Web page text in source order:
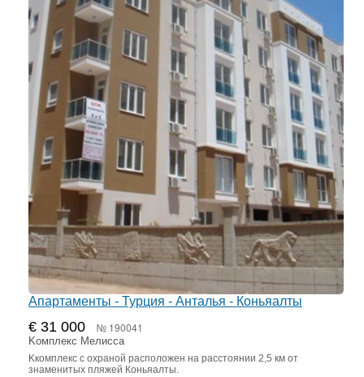
Апартаменты - Турция - Анталья - Коньяалты
€ 31 000 № 190041
Kомплекс Мелисса
Kкомплекс с охраной расположен на расстоянии 2,5 км от
знаменитых пляжей Коньяалты.